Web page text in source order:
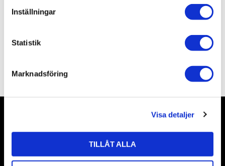
Inställningar
Statistik
Marknadsföring
Visa detaljer
TILLÅT ALLA
Nyhetsbrev